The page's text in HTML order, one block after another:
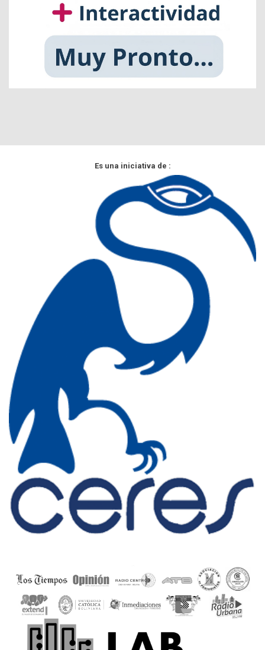
Es una iniciativa de :